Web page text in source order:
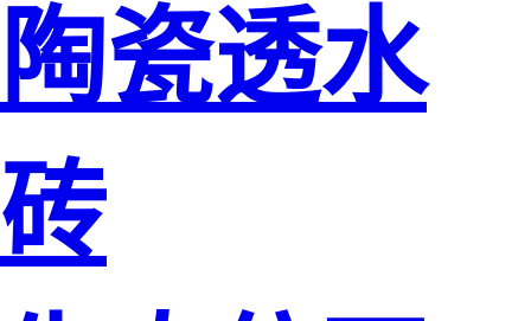
陶瓷透水
砖